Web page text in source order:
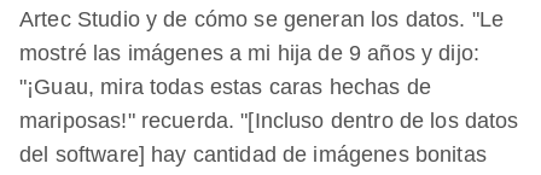
Artec Studio y de cómo se generan los datos. "Le
mostré las imágenes a mi hija de 9 años y dijo:
"¡Guau, mira todas estas caras hechas de
mariposas!" recuerda. "[Incluso dentro de los datos
del software] hay cantidad de imágenes bonitas